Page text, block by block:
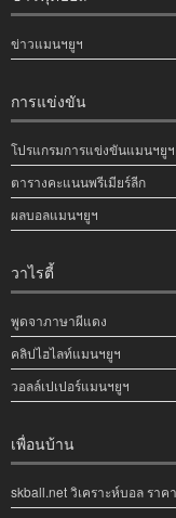
ข่าวแมนฯยูฯ
การแข่งขัน
โปรแกรมการแข่งขันแมนฯยูฯ
ตารางคะแนนพรีเมียร์ลีก
ผลบอลแมนฯยูฯ
วาไรตี้
พูดจาภาษาผีแดง
คลิปไฮไลท์แมนฯยูฯ
วอลล์เปเปอร์แมนฯยูฯ
เพื่อนบ้าน
skball.net วิเคราะห์บอล รา